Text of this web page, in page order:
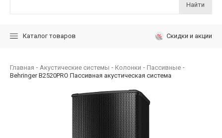
Найти
Каталог товаров Скидки и акции
Главная Акустические системы Колонки
Пассивные
Behringer B2520PRO Пассивная акустическая система